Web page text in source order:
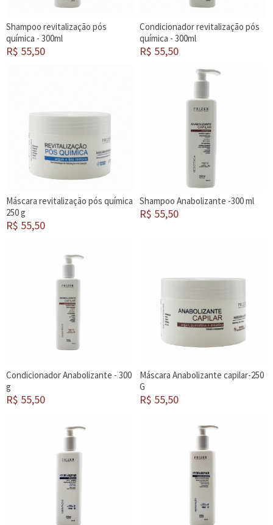
Shampoo revitalização pós
química - 300ml
R$ 55,50
Condicionador revitalização pós
química - 300ml
R$ 55,50
Máscara revitalização pós química
250 g
R$ 55,50
Shampoo Anabolizante -300 ml
R$ 55,50
Condicionador Anabolizante - 300
g
R$ 55,50
Máscara Anabolizante capilar-250
G
R$ 55,50